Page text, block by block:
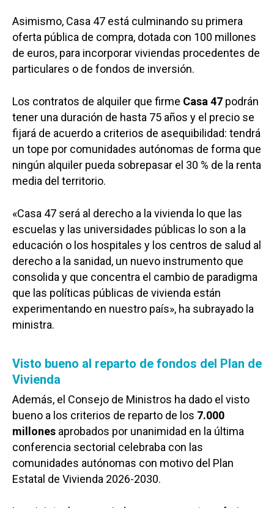
Asimismo, Casa 47 está culminando su primera
oferta pública de compra, dotada con 100 millones
de euros, para incorporar viviendas procedentes de
particulares o de fondos de inversión.
Los contratos de alquiler que firme Casa 47 podrán
tener una duración de hasta 75 años y el precio se
fijará de acuerdo a criterios de asequibilidad: tendrá
un tope por comunidades autónomas de forma que
ningún alquiler pueda sobrepasar el 30 % de la renta
media del territorio.
«Casa 47 será al derecho a la vivienda lo que las
escuelas y las universidades públicas lo son a la
educación o los hospitales y los centros de salud al
derecho a la sanidad, un nuevo instrumento que
consolida y que concentra el cambio de paradigma
que las políticas públicas de vivienda están
experimentando en nuestro país», ha subrayado la
ministra.
Visto bueno al reparto de fondos del Plan de
Vivienda
Además, el Consejo de Ministros ha dado el visto
bueno a los criterios de reparto de los 7.000
millones aprobados por unanimidad en la última
conferencia sectorial celebraba con las
comunidades autónomas con motivo del Plan
Estatal de Vivienda 2026-2030.